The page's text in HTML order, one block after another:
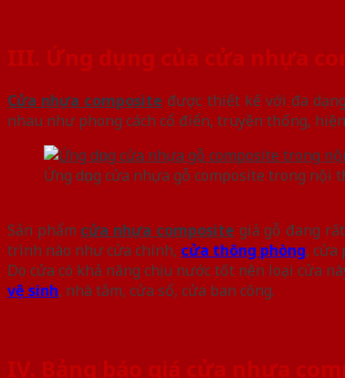
III. Ứng dụng của cửa nhựa
Cửa nhựa composite được thiết kế với đa
nhau như phong cách cổ điển, truyền thống,
Ứng dụng cửa nhựa gỗ composite trong nội
Sản phẩm cửa nhựa composite giả gỗ đang
trình nào như cửa chính, cửa thông phòng, cửa
Do cửa có khả năng chịu nước tốt nên loại cửa
vệ sinh, nhà tắm, cửa sổ, cửa ban công.
IV. Bảng báo giá cửa nhựa